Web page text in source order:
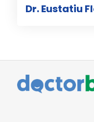
Dr. Eustatiu